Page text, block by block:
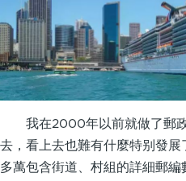
我在2000年以前就做了郵政
去，看上去也難有什麼特别發
多萬包含街道、村組的詳細郵